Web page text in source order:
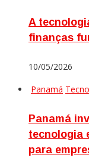
A
finanças
10/05/2026
Panamá
Panamá
tecnologia
para